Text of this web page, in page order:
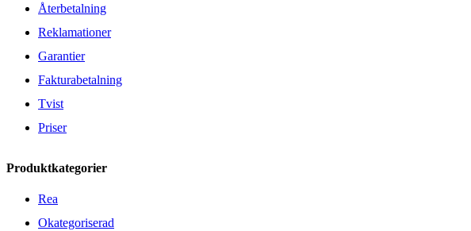
Återbetalning
Reklamationer
Garantier
Fakturabetalning
Tvist
Priser
Produktkategorier
Rea
Okategoriserad